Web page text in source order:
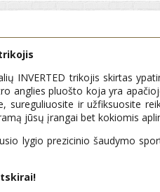
trikojis
INVERTED trikojis skirtas
anglies pluošto koja yra
sureguliuosite ir užfiksuosite
jūsų įrangai bet kokiomis
lygio prezicinio šaudymo